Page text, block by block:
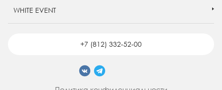
WHITE EVENT
+7 (812) 332-52-00